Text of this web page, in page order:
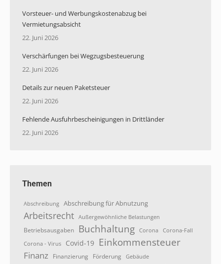
Vorsteuer- und Werbungskostenabzug bei
Vermietungsabsicht
22. Juni 2026
Verschärfungen bei Wegzugsbesteuerung
22. Juni 2026
Details zur neuen Paketsteuer
22. Juni 2026
Fehlende Ausfuhrbescheinigungen in Drittländer
22. Juni 2026
Themen
Abschreibung Abschreibung für Abnutzung
Arbeitsrecht Außergewöhnliche Belastungen
Betriebsausgaben Buchhaltung Corona Corona-Fall
Corona - Virus
Covid-19 Einkommensteuer
Finanz Finanzierung Förderung Gebäude